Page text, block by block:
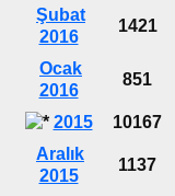
Şubat
2016
1421
Ocak
2016
851
2015 10167
Aralık
2015
1137